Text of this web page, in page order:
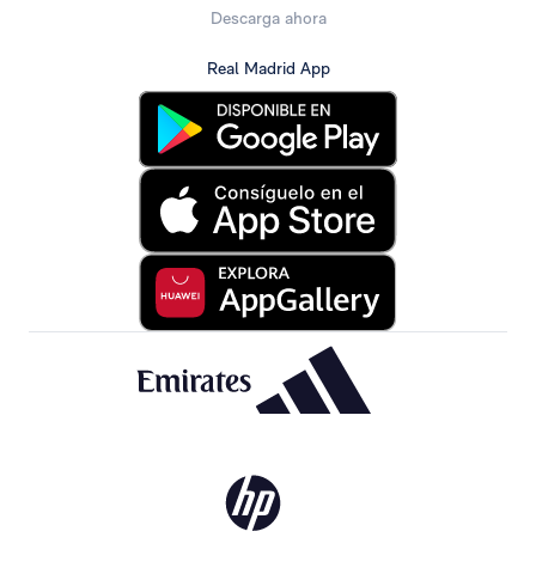
Descarga ahora
Real Madrid App